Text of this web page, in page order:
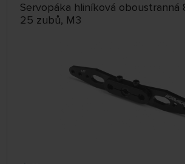
Servopáka hliníková oboustranná
25 zubů, M3